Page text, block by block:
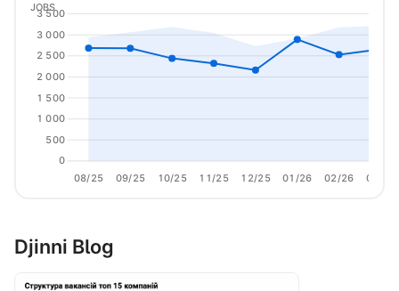
08/25 09/25 10/25 11/25 12/25 01/26 02/26 03/26
0
500
1 000
1 500
2 000
2 500
3 000
3 500
JOBS
Djinni Blog